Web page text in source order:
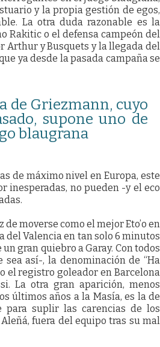
y la propia gestión de egos,
La otra duda razonable es la
Rakitic o el defensa campeón del
Arthur y Busquets y la llegada del
ya desde la pasada campaña se
de Griezmann, cuyo
supone uno de
blaugrana
de máximo nivel en Europa, este
inesperadas, no pueden -y el eco
moverse como el mejor Eto’o en
del Valencia en tan solo 6 minutos
gran quiebro a Garay. Con todos
así-, la denominación de “Ha
el registro goleador en Barcelona
La otra gran aparición, menos
últimos años a la Masía, es la de
para suplir las carencias de los
fuera del equipo tras su mal